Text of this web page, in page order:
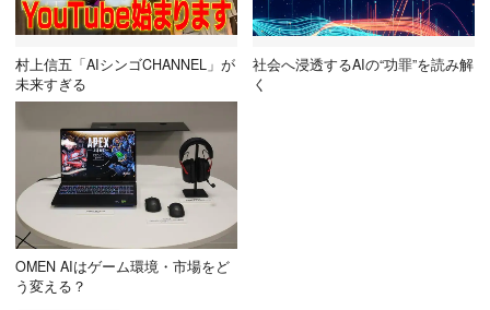
村上信五「AIシンゴCHANNEL」が
未来すぎる
社会へ浸透するAIの“功罪”を読み解
く
OMEN AIはゲーム環境・市場をど
う変える？